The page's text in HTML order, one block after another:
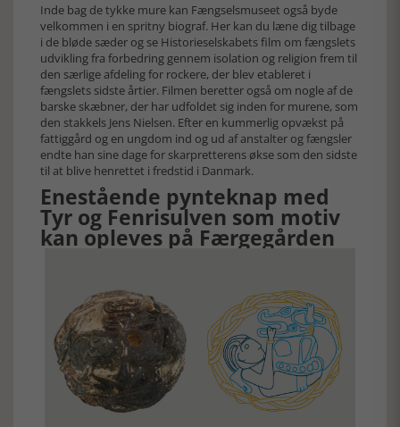
Inde bag de tykke mure kan Fængselsmuseet også byde
velkommen i en spritny biograf. Her kan du læne dig tilbage
i de bløde sæder og se Historieselskabets film om fængslets
udvikling fra forbedring gennem isolation og religion frem til
den særlige afdeling for rockere, der blev etableret i
fængslets sidste årtier. Filmen beretter også om nogle af de
barske skæbner, der har udfoldet sig inden for murene, som
den stakkels Jens Nielsen. Efter en kummerlig opvækst på
fattiggård og en ungdom ind og ud af anstalter og fængsler
endte han sine dage for skarpretterens økse som den sidste
til at blive henrettet i fredstid i Danmark.
Enestående pynteknap med
Tyr og Fenrisulven som motiv
kan opleves på Færgegården